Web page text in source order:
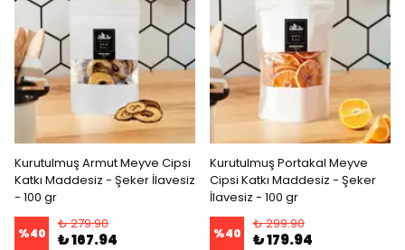
Kurutulmuş Armut Meyve Cipsi
Katkı Maddesiz - Şeker İlavesiz
- 100 gr
%40
₺ 279.90
₺ 167.94
Kurutulmuş Portakal Meyve
Cipsi Katkı Maddesiz - Şeker
İlavesiz - 100 gr
%40
₺ 299.90
₺ 179.94